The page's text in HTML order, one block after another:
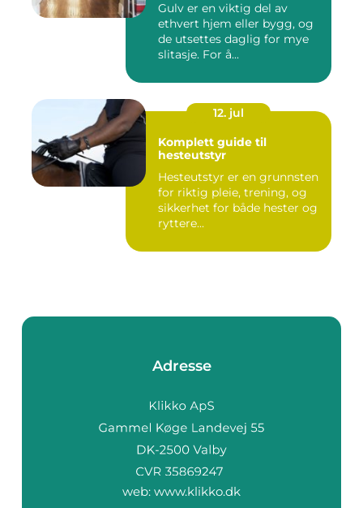
Gulv er en viktig del av
ethvert hjem eller bygg, og
de utsettes daglig for mye
slitasje. For å...
12. jul
Komplett guide til
hesteutstyr
Hesteutstyr er en grunnsten
for riktig pleie, trening, og
sikkerhet for både hester og
ryttere...
Adresse
web: www.klikko.dk